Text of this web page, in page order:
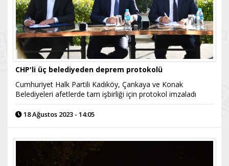
CHP'li üç belediyeden deprem protokolü
Cumhuriyet Halk Partili Kadıköy, Çankaya ve Konak
Belediyeleri afetlerde tam işbirliği için protokol imzaladı
18 Ağustos 2023 - 14:05